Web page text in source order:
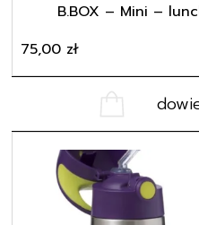
B.BOX – Mini –
75,00 zł